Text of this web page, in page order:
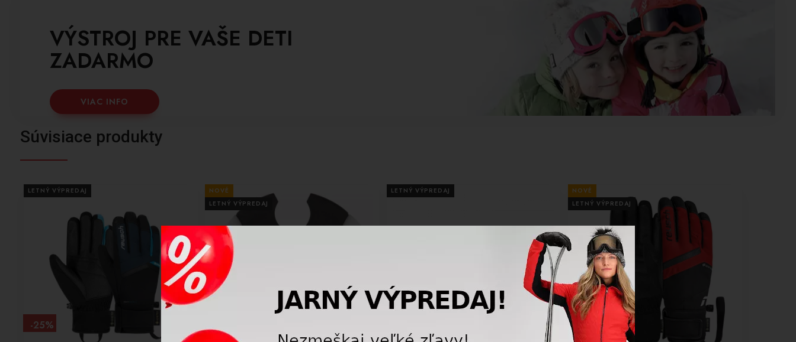
VÝSTROJ PRE VAŠE DETI
ZADARMO
VIAC INFO
Súvisiace produkty
LETNÝ VÝPREDAJ
-25%
NOVÉ
LETNÝ VÝPREDAJ
-10%
LETNÝ VÝPREDAJ
NOVÉ
LETNÝ VÝPREDAJ
-10%